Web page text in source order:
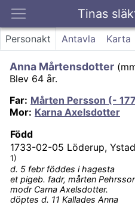
Tinas
Kontakt
Personakt Antavla Karta
Anna Mårtensdotter (
Blev 64 år.
Far: Mårten Persson (-
Mor: Karna Axelsdotter
Född
1733-02-05 Löderup,
1)
d. 5 febr föddes i hagesta
et pigeb. fadr, mårten
modr Carna Axelsdotter.
döptes d. 11 Kallades Anna